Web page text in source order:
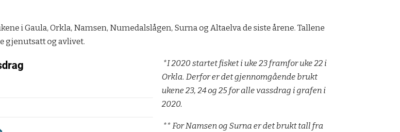
i Gaula, Orkla, Namsen, Numedalslågen, Surna og Altaelva de siste årene. Tallene
gjenutsatt og avlivet.
*I 2020 startet fisket i uke 23 framfor uke 22 i
Orkla. Derfor er det gjennomgående brukt
ukene 23, 24 og 25 for alle vassdrag i grafen i
2020.
** For Namsen og Surna er det brukt tall fra